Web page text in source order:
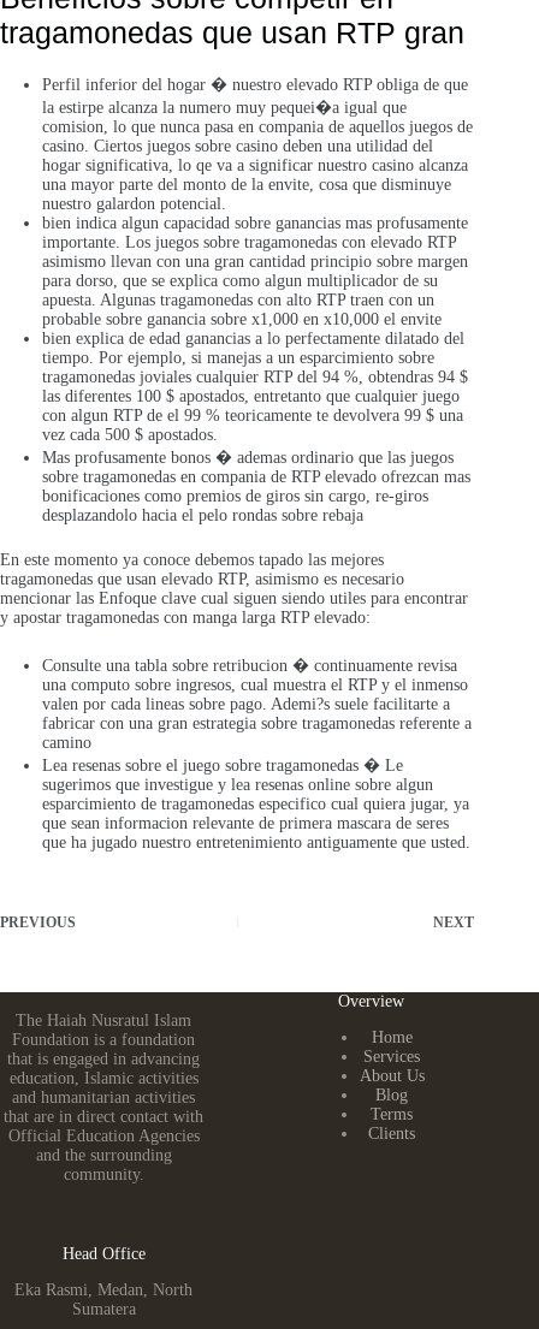
tragamonedas que usan RTP gran
Perfil inferior del hogar � nuestro elevado RTP obliga de que
la estirpe alcanza la numero muy pequei�a igual que
comision, lo que nunca pasa en compania de aquellos juegos de
casino. Ciertos juegos sobre casino deben una utilidad del
hogar significativa, lo qe va a significar nuestro casino alcanza
una mayor parte del monto de la envite, cosa que disminuye
nuestro galardon potencial.
bien indica algun capacidad sobre ganancias mas profusamente
importante. Los juegos sobre tragamonedas con elevado RTP
asimismo llevan con una gran cantidad principio sobre margen
para dorso, que se explica como algun multiplicador de su
apuesta. Algunas tragamonedas con alto RTP traen con un
probable sobre ganancia sobre x1,000 en x10,000 el envite
bien explica de edad ganancias a lo perfectamente dilatado del
tiempo. Por ejemplo, si manejas a un esparcimiento sobre
tragamonedas joviales cualquier RTP del 94 %, obtendras 94 $
las diferentes 100 $ apostados, entretanto que cualquier juego
con algun RTP de el 99 % teoricamente te devolvera 99 $ una
vez cada 500 $ apostados.
Mas profusamente bonos � ademas ordinario que las juegos
sobre tragamonedas en compania de RTP elevado ofrezcan mas
bonificaciones como premios de giros sin cargo, re-giros
desplazandolo hacia el pelo rondas sobre rebaja
En este momento ya conoce debemos tapado las mejores
tragamonedas que usan elevado RTP, asimismo es necesario
mencionar las Enfoque clave cual siguen siendo utiles para encontrar
y apostar tragamonedas con manga larga RTP elevado:
Consulte una tabla sobre retribucion � continuamente revisa
una computo sobre ingresos, cual muestra el RTP y el inmenso
valen por cada lineas sobre pago. Ademi?s suele facilitarte a
fabricar con una gran estrategia sobre tragamonedas referente a
camino
Lea resenas sobre el juego sobre tragamonedas � Le
sugerimos que investigue y lea resenas online sobre algun
esparcimiento de tragamonedas especifico cual quiera jugar, ya
que sean informacion relevante de primera mascara de seres
que ha jugado nuestro entretenimiento antiguamente que usted.
PREVIOUS NEXT
The Haiah Nusratul Islam
Foundation is a foundation
that is engaged in advancing
education, Islamic activities
and humanitarian activities
that are in direct contact with
Official Education Agencies
and the surrounding
community.
Overview
Home
Services
About Us
Blog
Terms
Clients
Head Office
Eka Rasmi, Medan, North
Sumatera